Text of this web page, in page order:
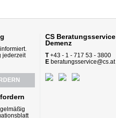
jederzeit
CS Beratungsservice
Demenz
T+43 - 1 - 717 53 - 3800
E beratungsservice@cs.at